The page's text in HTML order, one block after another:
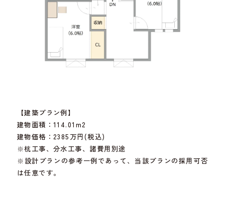
【建築プラン例】
建物面積：114.01m2
建物価格：2385万円(税込)
※杭工事、分水工事、諸費用別途
※設計プランの参考一例であって、当該プランの採用可否
は任意です。